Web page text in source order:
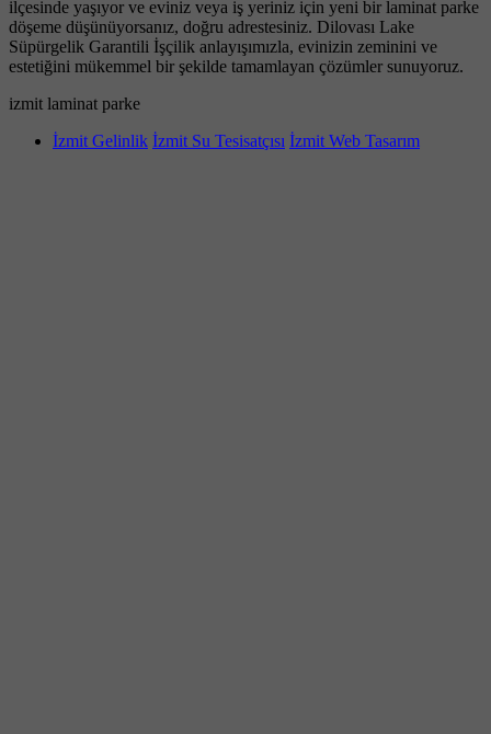
ilçesinde yaşıyor ve eviniz veya iş yeriniz için yeni bir laminat parke
döşeme düşünüyorsanız, doğru adrestesiniz. Dilovası Lake
Süpürgelik Garantili İşçilik anlayışımızla, evinizin zeminini ve
estetiğini mükemmel bir şekilde tamamlayan çözümler sunuyoruz.
izmit laminat parke
İzmit Gelinlik İzmit Su Tesisatçısı İzmit Web Tasarım